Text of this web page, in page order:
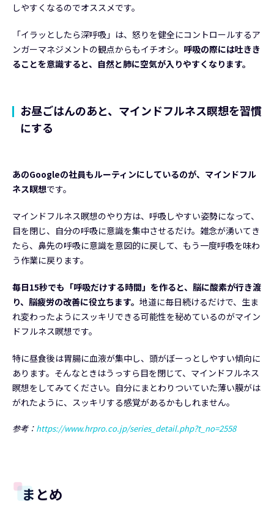
しやすくなるのでオススメです。
「イラッとしたら深呼吸」は、怒りを健全にコントロールするア
ンガーマネジメントの観点からもイチオシ。 呼吸の際には吐きき
ることを意識すると、自然と肺に空気が入りやすくなります。
お昼ごはんのあと、マインドフルネス瞑想を習慣
にする
あのGoogleの社員もルーティンにしているのが、マインドフル
ネス瞑想です。
マインドフルネス瞑想のやり方は、呼吸しやすい姿勢になって、
目を閉じ、自分の呼吸に意識を集中させるだけ。雑念が湧いてき
たら、鼻先の呼吸に意識を意図的に戻して、もう一度呼吸を味わ
う作業に戻ります。
毎日15秒でも「呼吸だけする時間」を作ると、脳に酸素が行き渡
り、脳疲労の改善に役立ちます。 地道に毎日続けるだけで、生ま
れ変わったようにスッキリできる可能性を秘めているのがマイン
ドフルネス瞑想です。
特に昼食後は胃腸に血液が集中し、頭がぼーっとしやすい傾向に
あります。そんなときはうっすら目を閉じて、マインドフルネス
瞑想をしてみてください。自分にまとわりついていた薄い膜がは
がれたように、スッキリする感覚があるかもしれません。
参考： https://www.hrpro.co.jp/series_detail.php?t_no=2558
まとめ